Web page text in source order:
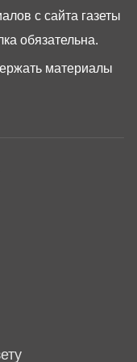
с сайта газеты
обязательна.
материалы